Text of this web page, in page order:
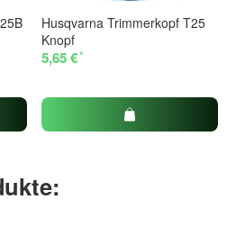
Husqvarna Trimmerkopf T25
Knopf
5,65 €*